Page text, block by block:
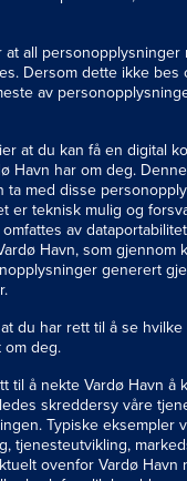
at all
Dersom dette ikke bes
av
at du kan få en digital
Havn har om deg.
med disse
er teknisk mulig og
av
Havn, som gjennom
generert
du har rett til å se
om deg.
til å nekte Vardø Havn å
skreddersy våre
Typiske eksempler
tjenesteutvikling,
ovenfor Vardø Havn